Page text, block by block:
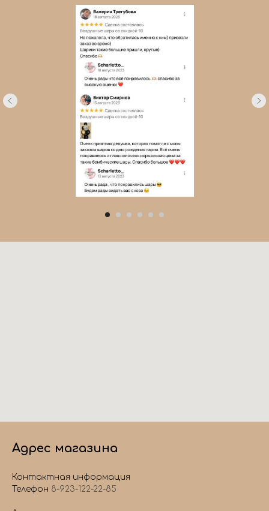
Адрес магазина
Контактная информация
Телефон 8-923-122-22-85